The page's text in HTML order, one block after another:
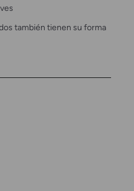
también tienen su forma